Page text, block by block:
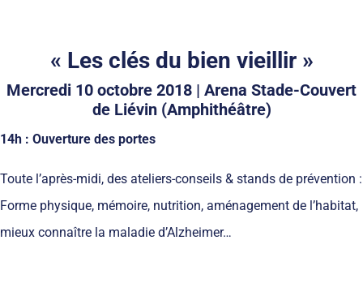
« Les clés du bien vieillir »
Mercredi 10 octobre 2018 | Arena Stade-Couvert
de Liévin (Amphithéâtre)
14h : Ouverture des portes
Toute l’après-midi, des ateliers-conseils & stands de prévention :
Forme physique, mémoire, nutrition, aménagement de l’habitat,
mieux connaître la maladie d’Alzheimer…